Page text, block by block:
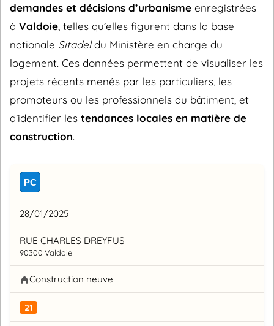
demandes et décisions d’urbanisme enregistrées
à Valdoie , telles qu’elles figurent dans la base
nationale Sitadeldu Ministère en charge du
logement. Ces données permettent de visualiser les
projets récents menés par les particuliers, les
promoteurs ou les professionnels du bâtiment, et
d’identifier les tendances locales en matière de
construction.
PC
28/01/2025
RUE CHARLES DREYFUS
90300 Valdoie
Construction neuve
21